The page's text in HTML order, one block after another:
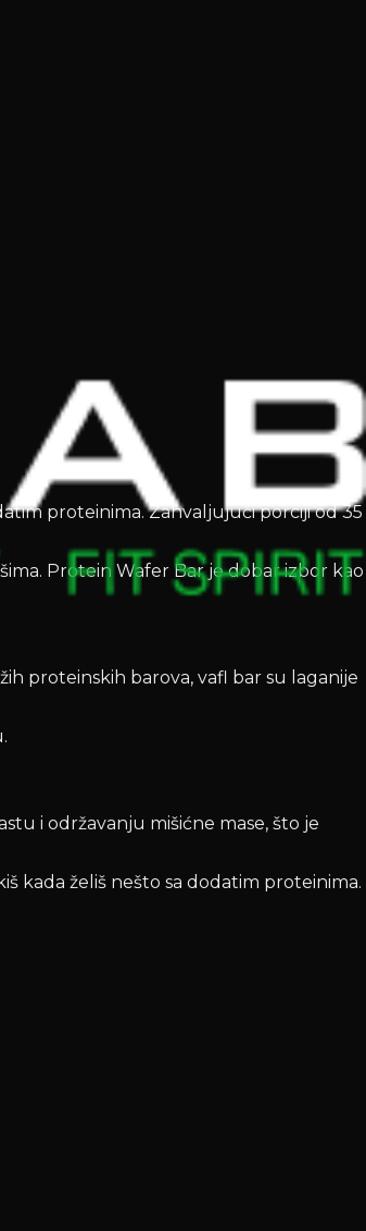
proteinima. Zahvaljujući porciji od 35
Protein Wafer Bar je dobar izbor kao
proteinskih barova, vafl bar su laganije
i održavanju mišićne mase, što je
kada želiš nešto sa dodatim proteinima.